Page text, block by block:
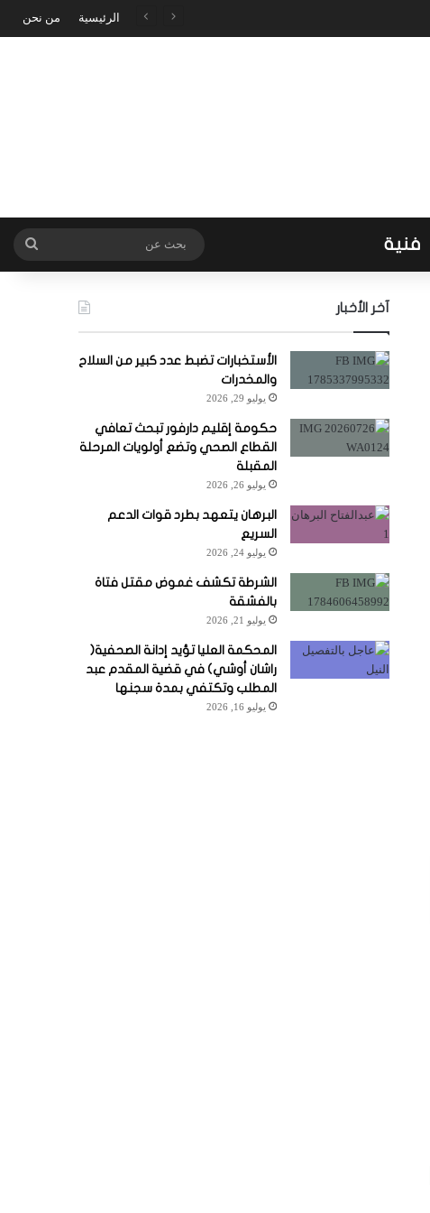
الرئيسية من نحن
فنية بحث
عن
آخر الأخبار
الأستخبارات تضبط عدد كبير من السلاح
والمخدرات
يوليو 29, 2026
حكومة إقليم دارفور تبحث تعافي
القطاع الصحي وتضع أولويات المرحلة
المقبلة
يوليو 26, 2026
البرهان يتعهد بطرد قوات الدعم
السريع
يوليو 24, 2026
الشرطة تكشف غموض مقتل فتاة
بالفشقة
يوليو 21, 2026
المحكمة العليا تؤيد إدانة الصحفية(
راشان أوشي) في قضية المقدم عبد
المطلب وتكتفي بمدة سجنها
يوليو 16, 2026